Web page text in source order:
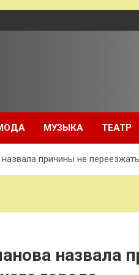
МУЗЫКА ТЕАТР
причины не
назвала